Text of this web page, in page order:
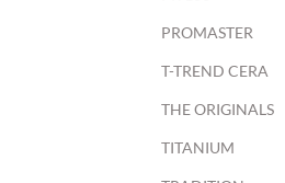
PROMASTER
T-TREND CERA
THE ORIGINALS
TITANIUM